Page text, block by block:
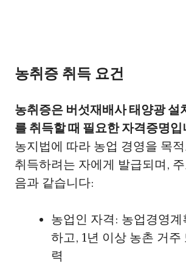
농취증 취득 요건
농취증은 버섯재배사 태양광 설
를 취득할 때 필요한 자격증명입
농지법에 따라 농업 경영을 목
취득하려는 자에게 발급되며,
음과 같습니다:
농업인 자격: 농업경영
하고, 1년 이상 농촌 거주
력